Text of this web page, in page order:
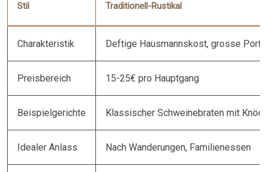
Stil Traditionell-Rustikal
Charakteristik Deftige Hausmannskost, grosse
Preisbereich 15-25€ pro Hauptgang
Beispielgerichte Klassischer Schweinebraten mit
Idealer Anlass Nach Wanderungen, Familienessen